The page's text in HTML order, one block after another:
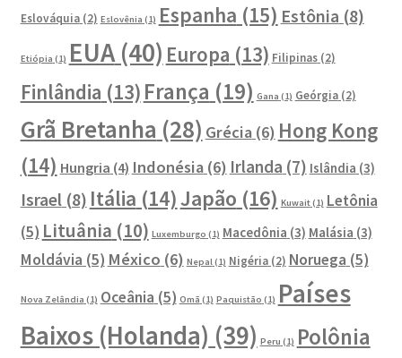
Eslováquia(2) Eslovênia (1) Espanha (15) Estônia (8)
Etiópia (1) EUA(40) Europa (13) Filipinas(2)
Finlândia (13) França (19) Gana (1) Geórgia(2)
Grã Bretanha (28) Grécia(6) Hong Kong
(14) Hungria (4) Indonésia(6) Irlanda (7) Islândia (3)
Israel(8) Itália (14)Japão (16) Kuwait(1) Letônia
(5) Lituânia (10) Luxemburgo (1) Macedônia (3) Malásia (3)
Moldávia (5) México (6) Nepal(1) Nigéria(2) Noruega (5)
Nova Zelândia (1) Oceânia (5) Omã (1) Paquistão (1) Países
Baixos (Holanda) (39) Peru (1) Polônia